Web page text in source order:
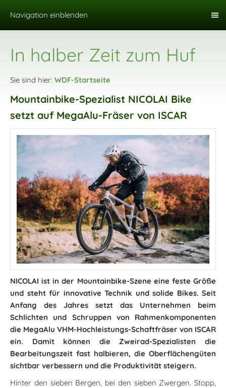
Navigation einblenden
In halber Zeit zum Huf
Sie sind hier: WDF-Startseite
Mountainbike-Spezialist NICOLAI Bike
setzt auf MegaAlu-Fräser von ISCAR
NICOLAI ist in der Mountainbike-Szene eine feste Größe
und steht für innovative Technik und solide Bikes. Seit
Anfang des Jahres setzt das Unternehmen beim
Schlichten und Schruppen von Rahmenkomponenten
die MegaAlu VHM-Hochleistungs-Schaftfräser von ISCAR
ein. Damit können die Zweirad-Spezialisten die
Bearbeitungszeit fast halbieren, die Oberflächengüten
sichtbar verbessern und die Produktivität steigern.
Hinter den sieben Bergen, bei den sieben Zwergen. Stopp,